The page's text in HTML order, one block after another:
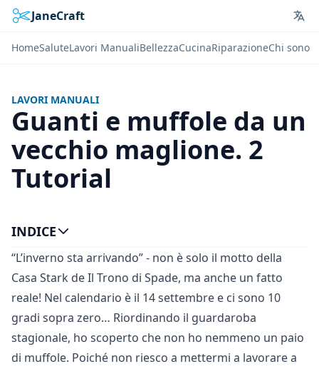
JaneCraft
HomeSaluteLavori ManualiBellezzaCucinaRiparazioneChi sono
LAVORI MANUALI
Guanti e muffole da un
vecchio maglione. 2
Tutorial
“L’inverno sta arrivando” - non è solo il motto della
Casa Stark de Il Trono di Spade, ma anche un fatto
reale! Nel calendario è il 14 settembre e ci sono 10
gradi sopra zero… Riordinando il guardaroba
stagionale, ho scoperto che non ho nemmeno un paio
di muffole. Poiché non riesco a mettermi a lavorare a
INDICE